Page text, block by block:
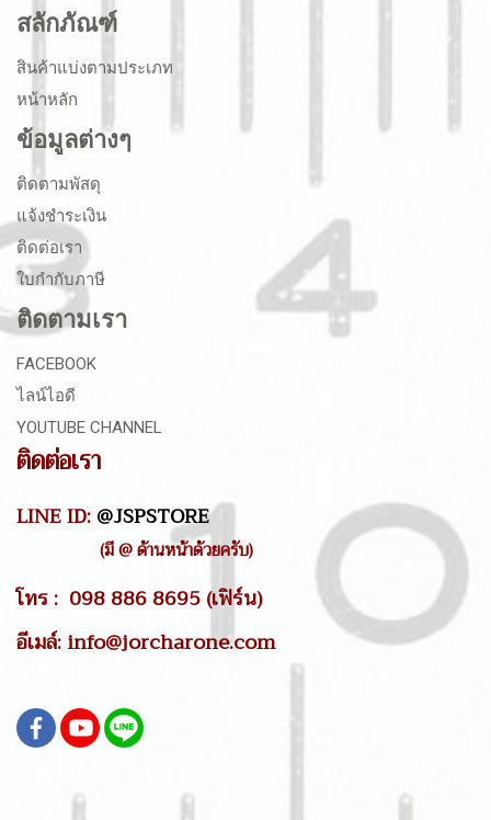
สลักภัณฑ์
สินค้าแบ่งตามประเภท
หน้าหลัก
ข้อมูลต่างๆ
ติดตามพัสดุ
แจ้งชำระเงิน
ติดต่อเรา
ใบกำกับภาษี
ติดตามเรา
FACEBOOK
ไลน์ไอดี
YOUTUBE CHANNEL
ติดต่อเรา
LINE ID:@JSPSTORE
(มี @ ด้านหน้าด้วยครับ)
โทร : 098 886 8695 (เฟิร์น)
อีเมล์: info@jorcharone.com